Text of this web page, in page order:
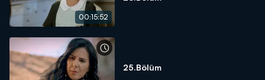
00:15:52
25.Bölüm